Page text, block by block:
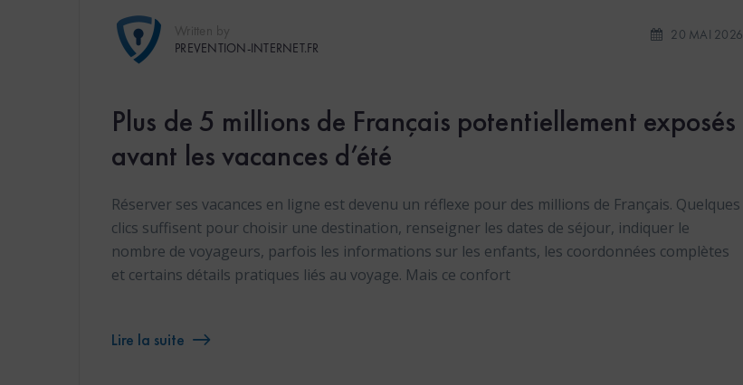
PREVENTION-INTERNET.FR
20 MAI 2026
Plus de 5 millions de Français potentiellement exposés
avant les vacances d’été
Réserver ses vacances en ligne est devenu un réflexe pour des millions de Français. Quelques
clics suffisent pour choisir une destination, renseigner les dates de séjour, indiquer le
nombre de voyageurs, parfois les informations sur les enfants, les coordonnées complètes
et certains détails pratiques liés au voyage. Mais ce confort
Lire la suite